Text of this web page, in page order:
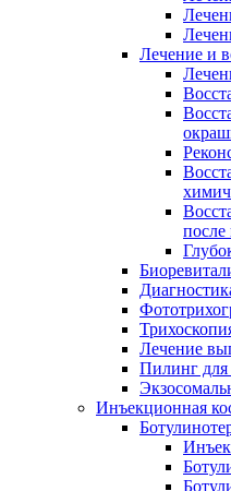
Лечение и
после
Лечение
Пилинг
Инъекционная